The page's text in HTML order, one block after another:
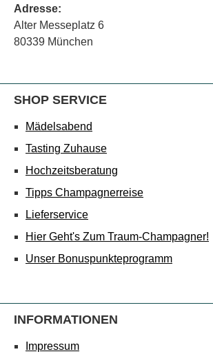
Adresse:
Alter Messeplatz 6
80339 München
SHOP SERVICE
Mädelsabend
Tasting Zuhause
Hochzeitsberatung
Tipps Champagnerreise
Lieferservice
Hier Geht's Zum Traum-Champagner!
Unser Bonuspunkteprogramm
INFORMATIONEN
Impressum